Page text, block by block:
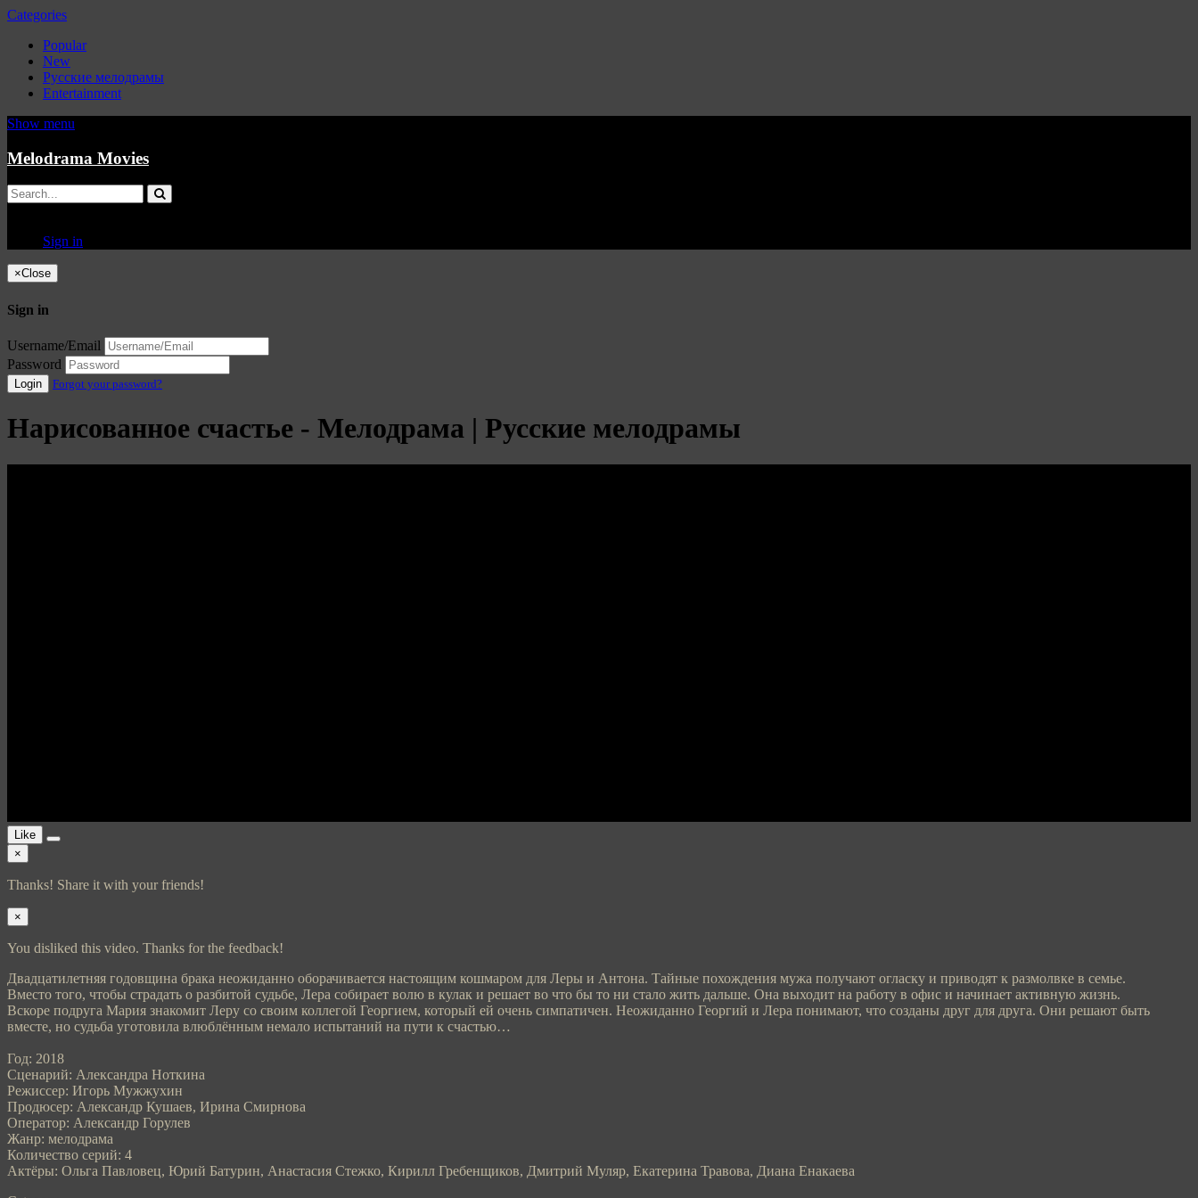
Categories
Popular
New
Русские мелодрамы
Entertainment
Show menu
Melodrama Movies
Sign in
×Close
Sign in
Username/Email
Password
Login Forgot your password?
Нарисованное счастье - Мелодрама | Русские мелодрамы
Like
×
Thanks! Share it with your friends!
×
You disliked this video. Thanks for the feedback!
Двадцатилетняя годовщина брака неожиданно оборачивается настоящим кошмаром для Леры и Антона. Тайные похождения мужа получают огласку и приводят к размолвке в семье.
Вместо того, чтобы страдать о разбитой судьбе, Лера собирает волю в кулак и решает во что бы то ни стало жить дальше. Она выходит на работу в офис и начинает активную жизнь.
Вскоре подруга Мария знакомит Леру со своим коллегой Георгием, который ей очень симпатичен. Неожиданно Георгий и Лера понимают, что созданы друг для друга. Они решают быть
вместе, но судьба уготовила влюблённым немало испытаний на пути к счастью…
Год: 2018
Сценарий: Александра Ноткина
Режиссер: Игорь Мужжухин
Продюсер: Александр Кушаев, Ирина Смирнова
Оператор: Александр Горулев
Жанр: мелодрама
Количество серий: 4
Актёры: Ольга Павловец, Юрий Батурин, Анастасия Стежко, Кирилл Гребенщиков, Дмитрий Муляр, Екатерина Травова, Диана Енакаева